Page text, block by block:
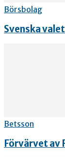
Börsbolag
Svenska
Betsson
Förvärvet